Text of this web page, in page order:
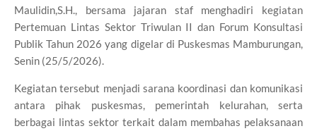
Maulidin,S.H., bersama jajaran staf menghadiri kegiatan
Pertemuan Lintas Sektor Triwulan II dan Forum Konsultasi
Publik Tahun 2026 yang digelar di Puskesmas Mamburungan,
Senin (25/5/2026).
Kegiatan tersebut menjadi sarana koordinasi dan komunikasi
antara pihak puskesmas, pemerintah kelurahan, serta
berbagai lintas sektor terkait dalam membahas pelaksanaan